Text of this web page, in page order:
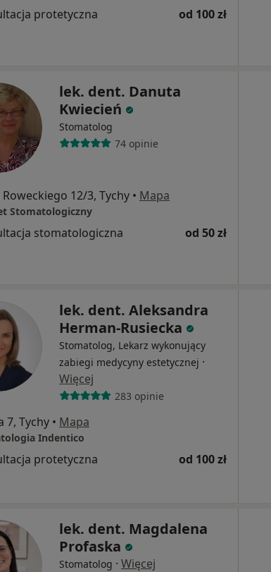
protetyczna od 100 zł
lek. dent. Danuta
Kwiecień
Stomatolog
74 opinie
12/3, Tychy • Mapa
Stomatologiczny
stomatologiczna od 50 zł
lek. dent. Aleksandra
Herman-Rusiecka
Stomatolog, Lekarz wykonujący
zabiegi medycyny estetycznej ·
Więcej
283 opinie
7, Tychy • Mapa
Indentico
protetyczna od 100 zł
lek. dent. Magdalena
Profaska
Stomatolog · Więcej